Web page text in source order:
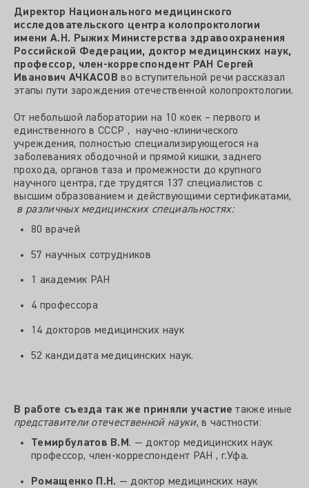
Директор Национального медицинского
исследовательского центра колопроктологии
имени А.Н. Рыжих Министерства здравоохранения
Российской Федерации, доктор медицинских наук,
профессор, член-корреспондент РАН Сергей
Иванович АЧКАСОВ во вступительной речи рассказал
этапы пути зарождения отечественной колопроктологии.
От небольшой лаборатории на 10 коек – первого и
единственного в СССР , научно-клинического
учреждения, полностью специализирующегося на
заболеваниях ободочной и прямой кишки, заднего
прохода, органов таза и промежности до крупного
научного центра, где трудятся 137 специалистов с
высшим образованием и действующими сертификатами,
в различных медицинских специальностях:
80 врачей
57 научных сотрудников
1 академик РАН
4 профессора
14 докторов медицинских наук
52 кандидата медицинских наук.
В работе съезда так же приняли участие также иные
представители отечественной науки, в частности:
Темирбулатов В.М. — доктор медицинских наук
профессор, член-корреспондент РАН , г.Уфа.
Ромащенко П.Н. — доктор медицинских наук